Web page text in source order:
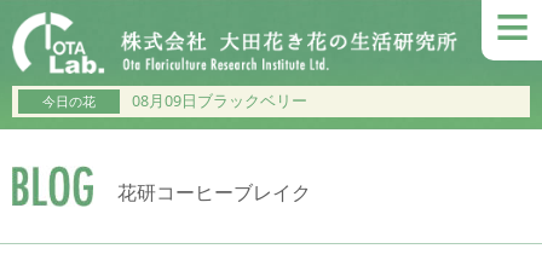
≡
今日の花 08月09日ブラックベリー
花研コーヒーブレイク